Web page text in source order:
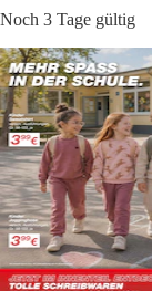
Noch 3 Tage gültig